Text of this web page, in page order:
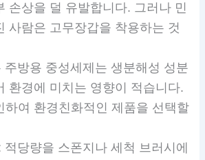
손상을 덜 유발합니다. 그러나 민
사람은 고무장갑을 착용하는 것
주방용 중성세제는 생분해성 성분
환경에 미치는 영향이 적습니다.
하여 환경친화적인 제품을 선택할
당량을 스폰지나 세척 브러시에